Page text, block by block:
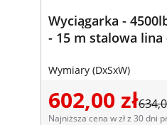
Wyciągarka -
- 15 m stalowa lina
Wymiary (DxSxW)
602,00 zł
Najniższa cena w zł z 30 dni